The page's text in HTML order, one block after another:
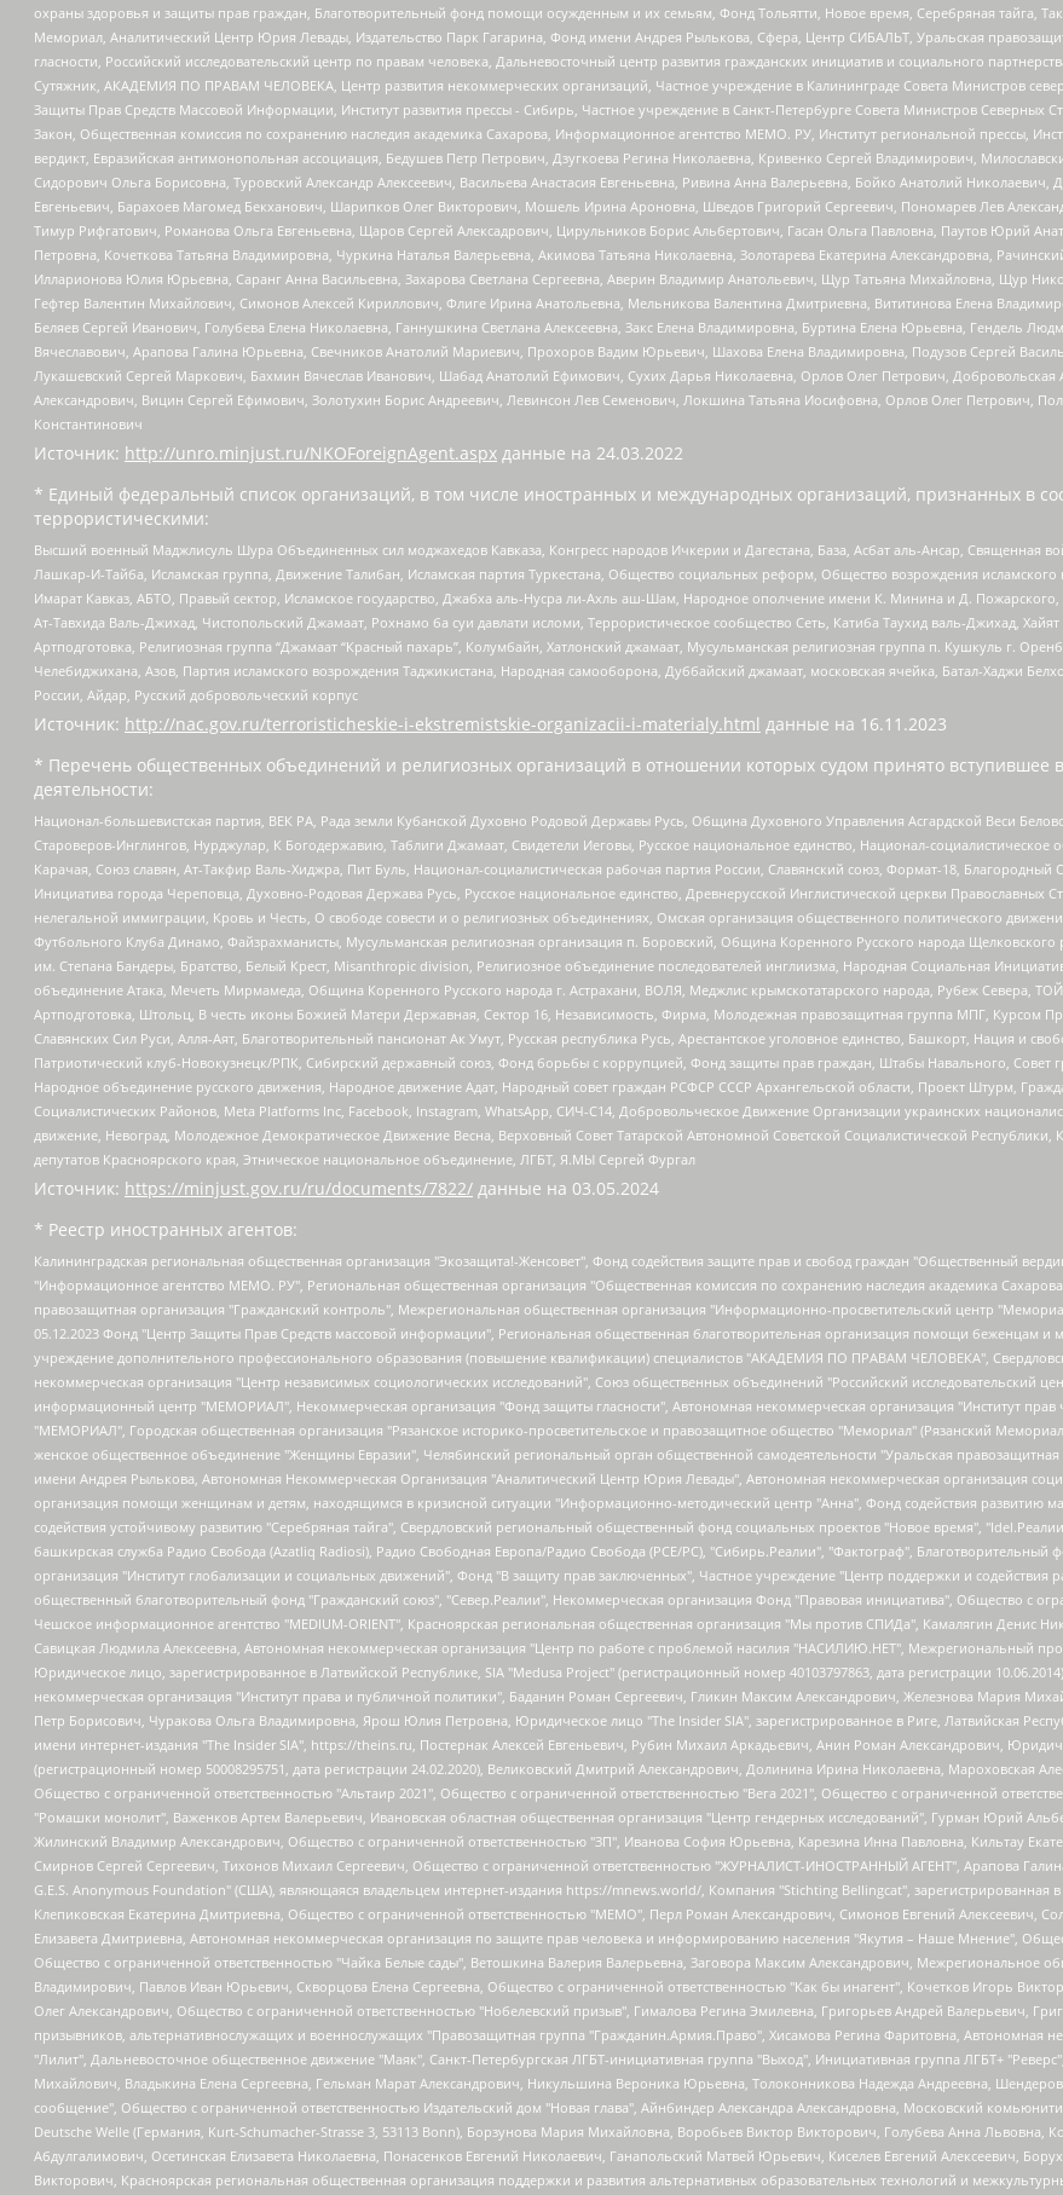
охраны здоровья и защиты прав граждан, Благотворительный фонд помощи осужденным и их семьям, Фонд Тольятти, Новое время, Серебряная тайга,
Мемориал, Аналитический Центр Юрия Левады, Издательство Парк Гагарина, Фонд имени Андрея Рылькова, Сфера, Центр СИБАЛЬТ, Уральская
гласности, Российский исследовательский центр по правам человека, Дальневосточный центр развития гражданских инициатив и социального
Сутяжник, АКАДЕМИЯ ПО ПРАВАМ ЧЕЛОВЕКА, Центр развития некоммерческих организаций, Частное учреждение в Калининграде Совета Министров
Защиты Прав Средств Массовой Информации, Институт развития прессы - Сибирь, Частное учреждение в Санкт-Петербурге Совета Министров Северных
Закон, Общественная комиссия по сохранению наследия академика Сахарова, Информационное агентство МЕМО. РУ, Институт региональной прессы,
вердикт, Евразийская антимонопольная ассоциация, Бедушев Петр Петрович, Дзугкоева Регина Николаевна, Кривенко Сергей Владимирович,
Сидорович Ольга Борисовна, Туровский Александр Алексеевич, Васильева Анастасия Евгеньевна, Ривина Анна Валерьевна, Бойко Анатолий
Евгеньевич, Барахоев Магомед Бекханович, Шарипков Олег Викторович, Мошель Ирина Ароновна, Шведов Григорий Сергеевич, Пономарев Лев
Тимур Рифгатович, Романова Ольга Евгеньевна, Щаров Сергей Алексадрович, Цирульников Борис Альбертович, Гасан Ольга Павловна, Паутов Юрий
Петровна, Кочеткова Татьяна Владимировна, Чуркина Наталья Валерьевна, Акимова Татьяна Николаевна, Золотарева Екатерина Александровна,
Илларионова Юлия Юрьевна, Саранг Анна Васильевна, Захарова Светлана Сергеевна, Аверин Владимир Анатольевич, Щур Татьяна Михайловна, Щур
Гефтер Валентин Михайлович, Симонов Алексей Кириллович, Флиге Ирина Анатольевна, Мельникова Валентина Дмитриевна, Вититинова Елена
Беляев Сергей Иванович, Голубева Елена Николаевна, Ганнушкина Светлана Алексеевна, Закс Елена Владимировна, Буртина Елена Юрьевна, Гендель
Вячеславович, Арапова Галина Юрьевна, Свечников Анатолий Мариевич, Прохоров Вадим Юрьевич, Шахова Елена Владимировна, Подузов Сергей
Лукашевский Сергей Маркович, Бахмин Вячеслав Иванович, Шабад Анатолий Ефимович, Сухих Дарья Николаевна, Орлов Олег Петрович,
Александрович, Вицин Сергей Ефимович, Золотухин Борис Андреевич, Левинсон Лев Семенович, Локшина Татьяна Иосифовна, Орлов Олег Петрович,
Константинович
Источник: http://unro.minjust.ru/NKOForeignAgent.aspx данные на 24.03.2022
* Единый федеральный список организаций, в том числе иностранных и международных организаций, признанных в
террористическими:
Высший военный Маджлисуль Шура Объединенных сил моджахедов Кавказа, Конгресс народов Ичкерии и Дагестана, База, Асбат аль-Ансар, Священная
Лашкар-И-Тайба, Исламская группа, Движение Талибан, Исламская партия Туркестана, Общество социальных реформ, Общество возрождения
Имарат Кавказ, АБТО, Правый сектор, Исламское государство, Джабха аль-Нусра ли-Ахль аш-Шам, Народное ополчение имени К. Минина и Д.
Ат-Тавхида Валь-Джихад, Чистопольский Джамаат, Рохнамо ба суи давлати исломи, Террористическое сообщество Сеть, Катиба Таухид валь-Джихад,
Артподготовка, Религиозная группа “Джамаат “Красный пахарь”, Колумбайн, Хатлонский джамаат, Мусульманская религиозная группа п. Кушкуль г.
Челебиджихана, Азов, Партия исламского возрождения Таджикистана, Народная самооборона, Дуббайский джамаат, московская ячейка, Батал-Хаджи
России, Айдар, Русский добровольческий корпус
Источник: http://nac.gov.ru/terroristicheskie-i-ekstremistskie-organizacii-i-materialy.html данные на 16.11.2023
* Перечень общественных объединений и религиозных организаций в отношении которых судом принято вступившее
деятельности:
Национал-большевистская партия, ВЕК РА, Рада земли Кубанской Духовно Родовой Державы Русь, Община Духовного Управления Асгардской Веси
Староверов-Инглингов, Нурджулар, К Богодержавию, Таблиги Джамаат, Свидетели Иеговы, Русское национальное единство, Национал-
Карачая, Союз славян, Ат-Такфир Валь-Хиджра, Пит Буль, Национал-социалистическая рабочая партия России, Славянский союз, Формат-18,
Инициатива города Череповца, Духовно-Родовая Держава Русь, Русское национальное единство, Древнерусской Инглистической церкви
нелегальной иммиграции, Кровь и Честь, О свободе совести и о религиозных объединениях, Омская организация общественного политического
Футбольного Клуба Динамо, Файзрахманисты, Мусульманская религиозная организация п. Боровский, Община Коренного Русского народа
им. Степана Бандеры, Братство, Белый Крест, Misanthropic division, Религиозное объединение последователей инглиизма, Народная Социальная
объединение Атака, Мечеть Мирмамеда, Община Коренного Русского народа г. Астрахани, ВОЛЯ, Меджлис крымскотатарского народа, Рубеж Севера,
Артподготовка, Штольц, В честь иконы Божией Матери Державная, Сектор 16, Независимость, Фирма, Молодежная правозащитная группа МПГ, Курсом
Славянских Сил Руси, Алля-Аят, Благотворительный пансионат Ак Умут, Русская республика Русь, Арестантское уголовное единство, Башкорт, Нация и
Патриотический клуб-Новокузнецк/РПК, Сибирский державный союз, Фонд борьбы с коррупцией, Фонд защиты прав граждан, Штабы Навального, Совет
Народное объединение русского движения, Народное движение Адат, Народный совет граждан РСФСР СССР Архангельской области, Проект Штурм,
Социалистических Районов, Meta Platforms Inc, Facebook, Instagram, WhatsApp, СИЧ-С14, Добровольческое Движение Организации украинских
движение, Невоград, Молодежное Демократическое Движение Весна, Верховный Совет Татарской Автономной Советской Социалистической
депутатов Красноярского края, Этническое национальное объединение, ЛГБТ, Я.МЫ Сергей Фургал
Источник: https://minjust.gov.ru/ru/documents/7822/ данные на 03.05.2024
* Реестр иностранных агентов:
Калининградская региональная общественная организация "Экозащита!-Женсовет", Фонд содействия защите прав и свобод граждан "Общественный вердикт", Фонд "Институт Развития Свободы Информации", Частное учреждение "Информационное агентство МЕМО. РУ", Региональная общественная организация "Общественная комиссия по сохранению наследия академика Сахарова", Фонд поддержки свободы прессы, Санкт-Петербургская общественная правозащитная организация "Гражданский контроль", Межрегиональная общественная организация "Информационно-просветительский центр "Мемориал", Региональный Фонд "Центр Защиты Прав Средств Массовой Информации", с 05.12.2023 Фонд "Центр Защиты Прав Средств массовой информации", Региональная общественная благотворительная организация помощи беженцам и мигрантам "Гражданское содействие", Негосударственное образовательное учреждение дополнительного профессионального образования (повышение квалификации) специалистов "АКАДЕМИЯ ПО ПРАВАМ ЧЕЛОВЕКА", Свердловская региональная общественная организация "Сутяжник", Автономная некоммерческая организация "Центр независимых социологических исследований", Союз общественных объединений "Российский исследовательский центр по правам человека", Региональное общественное учреждение научно-информационный центр "МЕМОРИАЛ", Некоммерческая организация "Фонд защиты гласности", Автономная некоммерческая организация "Институт прав человека", Городская общественная организация "Екатеринбургское общество "МЕМОРИАЛ", Городская общественная организация "Рязанское историко-просветительское и правозащитное общество "Мемориал" (Рязанский Мемориал), Челябинский региональный орган общественной самодеятельности – женское общественное объединение "Женщины Евразии", Челябинский региональный орган общественной самодеятельности "Уральская правозащитная группа", Фонд содействия защите здоровья и социальной справедливости имени Андрея Рылькова, Автономная Некоммерческая Организация "Аналитический Центр Юрия Левады", Автономная некоммерческая организация социальной поддержки населения "Проект Апрель", Региональная общественная организация помощи женщинам и детям, находящимся в кризисной ситуации "Информационно-методический центр "Анна", Фонд содействия развитию массовых коммуникаций и правовому просвещению "Так-так-Так", Фонд содействия устойчивому развитию "Серебряная тайга", Свердловский региональный общественный фонд социальных проектов "Новое время", "Idel.Реалии", Кавказ.Реалии, Крым.Реалии, Телеканал Настоящее Время, Татаро-башкирская служба Радио Свобода (Azatliq Radiosi), Радио Свободная Европа/Радио Свобода (PCE/PC), "Сибирь.Реалии", "Фактограф", Благотворительный фонд помощи осужденным и их семьям, Автономная некоммерческая организация "Институт глобализации и социальных движений", Фонд "В защиту прав заключенных", Частное учреждение "Центр поддержки и содействия развитию средств массовой информации", Пензенский региональный общественный благотворительный фонд "Гражданский союз", "Север.Реалии", Некоммерческая организация Фонд "Правовая инициатива", Общество с ограниченной ответственностью "Радио Свободная Европа/Радио Свобода", Чешское информационное агентство "MEDIUM-ORIENT", Красноярская региональная общественная организация "Мы против СПИДа", Камалягин Денис Николаевич, Маркелов Сергей Евгеньевич, Пономарев Лев Александрович, Савицкая Людмила Алексеевна, Автономная некоммерческая организация "Центр по работе с проблемой насилия "НАСИЛИЮ.НЕТ", Межрегиональный профессиональный союз работников здравоохранения "Альянс врачей", Юридическое лицо, зарегистрированное в Латвийской Республике, SIA "Medusa Project" (регистрационный номер 40103797863, дата регистрации 10.06.2014), Некоммерческая организация "Фонд по борьбе с коррупцией", Автономная некоммерческая организация "Институт права и публичной политики", Баданин Роман Сергеевич, Гликин Максим Александрович, Железнова Мария Михайловна, Лукьянова Юлия Сергеевна, Маетная Елизавета Витальевна, Маняхин Петр Борисович, Чуракова Ольга Владимировна, Ярош Юлия Петровна, Юридическое лицо "The Insider SIA", зарегистрированное в Риге, Латвийская Республика (дата регистрации 26.06.2015), являющееся администратором доменного имени интернет-издания "The Insider SIA", https://theins.ru, Постернак Алексей Евгеньевич, Рубин Михаил Аркадьевич, Анин Роман Александрович, Юридическое лицо Istories fonds, зарегистрированное в Латвийской Республике (регистрационный номер 50008295751, дата регистрации 24.02.2020), Великовский Дмитрий Александрович, Долинина Ирина Николаевна, Мароховская Алеся Алексеевна, Шлейнов Роман Юрьевич, Шмагун Олеся Валентиновна, Общество с ограниченной ответственностью "Альтаир 2021", Общество с ограниченной ответственностью "Вега 2021", Общество с ограниченной ответственностью "Главный редактор 2021", Общество с ограниченной ответственностью "Ромашки монолит", Важенков Артем Валерьевич, Ивановская областная общественная организация "Центр гендерных исследований", Гурман Юрий Альбертович, Медиапроект "ОВД-Инфо", Егоров Владимир Владимирович, Жилинский Владимир Александрович, Общество с ограниченной ответственностью "ЗП", Иванова София Юрьевна, Карезина Инна Павловна, Кильтау Екатерина Викторовна, Петров Алексей Викторович, Пискунов Сергей Евгеньевич, Смирнов Сергей Сергеевич, Тихонов Михаил Сергеевич, Общество с ограниченной ответственностью "ЖУРНАЛИСТ-ИНОСТРАННЫЙ АГЕНТ", Арапова Галина Юрьевна, Вольтская Татьяна Анатольевна, Американская компания "Mason G.E.S. Anonymous Foundation" (США), являющаяся владельцем интернет-издания https://mnews.world/, Компания "Stichting Bellingcat", зарегистрированная в Нидерландах (дата регистрации 11.07.2018), Захаров Андрей Вячеславович, Клепиковская Екатерина Дмитриевна, Общество с ограниченной ответственностью "МЕМО", Перл Роман Александрович, Симонов Евгений Алексеевич, Соловьева Елена Анатольевна, Сотников Даниил Владимирович, Сурначева Елизавета Дмитриевна, Автономная некоммерческая организация по защите прав человека и информированию населения "Якутия – Наше Мнение", Общество с ограниченной ответственностью "Москоу диджитал медиа", с 26.01.2023 Общество с ограниченной ответственностью "Чайка Белые сады", Ветошкина Валерия Валерьевна, Заговора Максим Александрович, Межрегиональное общественное движение "Российская ЛГБТ - сеть", Оленичев Максим Владимирович, Павлов Иван Юрьевич, Скворцова Елена Сергеевна, Общество с ограниченной ответственностью "Как бы инагент", Кочетков Игорь Викторович, Общество с ограниченной ответственностью "Честные выборы", Еланчик Олег Александрович, Общество с ограниченной ответственностью "Нобелевский призыв", Гималова Регина Эмилевна, Григорьев Андрей Валерьевич, Григорьева Алина Александровна, Ассоциация по содействию